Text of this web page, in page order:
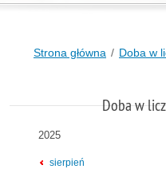
Strona główna Doba w
Doba w
2025
sierpień